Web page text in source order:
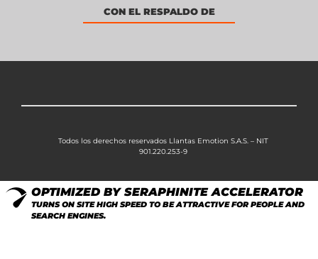
CON EL RESPALDO DE
Todos los derechos reservados Llantas Emotion S.A.S. – NIT
901.220.253-9
OPTIMIZED BY SERAPHINITE ACCELERATOR
TURNS ON SITE HIGH SPEED TO BE ATTRACTIVE FOR PEOPLE AND
SEARCH ENGINES.